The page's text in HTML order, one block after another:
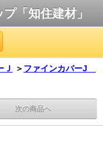
「知住建材」
Ｊ ＞ ファインカバーJ
次の商品へ